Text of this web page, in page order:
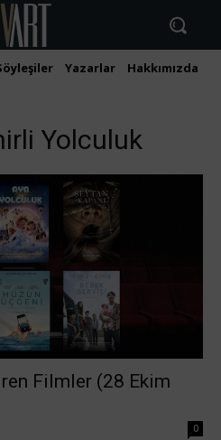
Yazarlar Hakkımızda
Yolculuk
Filmler (28 Ekim
0